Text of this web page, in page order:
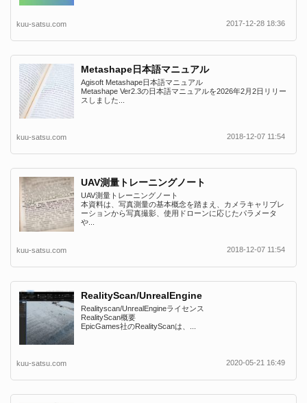
kuu-satsu.com 2017-12-28 18:36
Metashape日本語マニュアル
Agisoft Metashape日本語マニュアル
Metashape Ver2.3の日本語マニュアルを2026年2月2日リリー
スしました...
kuu-satsu.com 2018-12-07 11:54
UAV測量トレーニングノート
UAV測量トレーニングノート
本資料は、写真測量の基本概念を踏まえ、カメラキャリブレ
ーションから写真撮影、使用ドローンに応じたパラメータ
や...
kuu-satsu.com 2018-12-07 11:54
RealityScan/UnrealEngine
Realityscan/UnrealEngineライセンス
RealityScan概要
EpicGames社のRealityScanは、...
kuu-satsu.com 2020-05-21 16:49